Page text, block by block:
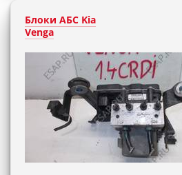
Блоки АБС Kia
Venga